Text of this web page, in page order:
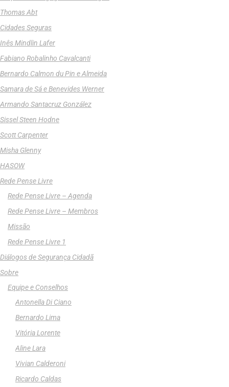
Thomas Abt
Cidades Seguras
Inês Mindlin Lafer
Fabiano Robalinho Cavalcanti
Bernardo Calmon du Pin e Almeida
Samara de Sá e Benevides Werner
Armando Santacruz González
Sissel Steen Hodne
Scott Carpenter
Misha Glenny
HASOW
Rede Pense Livre
Rede Pense Livre – Agenda
Rede Pense Livre – Membros
Missão
Rede Pense Livre 1
Diálogos de Segurança Cidadã
Sobre
Equipe e Conselhos
Antonella Di Ciano
Bernardo Lima
Vitória Lorente
Aline Lara
Vivian Calderoni
Ricardo Caldas